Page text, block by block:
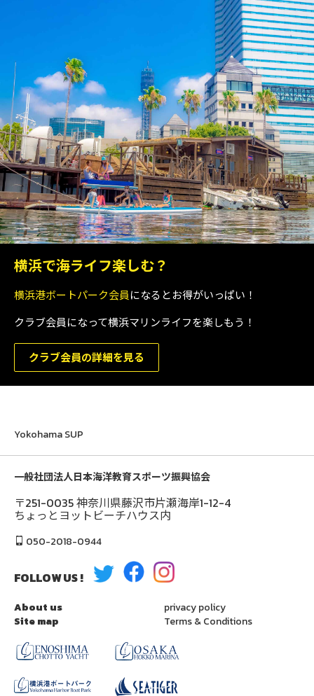
横浜で海ライフ楽しむ？
横浜港ボートパーク会員になるとお得がいっぱい！
クラブ会員になって横浜マリンライフを楽しもう！
クラブ会員の詳細を見る
Yokohama SUP
一般社団法人日本海洋教育スポーツ振興協会
〒251-0035 神奈川県藤沢市片瀬海岸1-12-4
ちょっとヨットビーチハウス内
050-2018-0944
FOLLOW US !
About us
Site map
privacy policy
Terms & Conditions